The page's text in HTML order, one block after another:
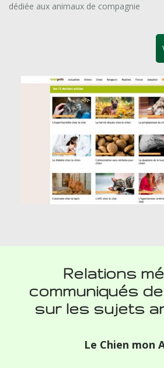
dédiée aux animaux de compagnie
Relations
communiqués
sur les sujets
Le Chien mon